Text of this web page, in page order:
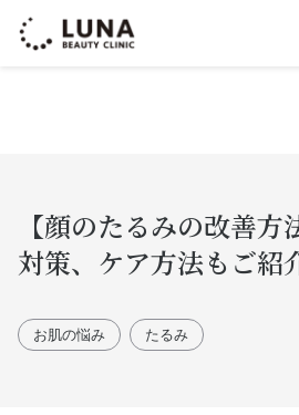
【顔のたるみの改善
対策、ケア方法もご紹
お肌の悩み たるみ